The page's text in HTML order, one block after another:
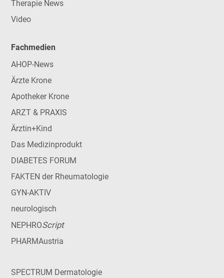
Therapie News
Video
Fachmedien
AHOP-News
Ärzte Krone
Apotheker Krone
ARZT & PRAXIS
Ärztin+Kind
Das Medizinprodukt
DIABETES FORUM
FAKTEN der Rheumatologie
GYN-AKTIV
neurologisch
NEPHROScript
PHARMAustria
SPECTRUM Dermatologie